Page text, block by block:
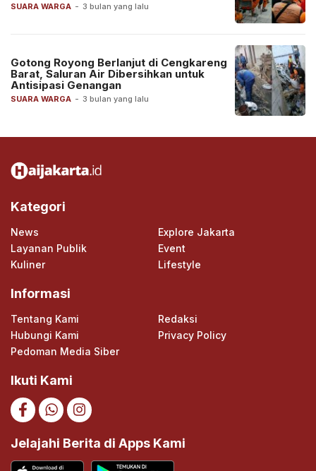
SUARA WARGA - 3 bulan yang lalu
SUARA WARGA - 3 bulan yang lalu
Gotong Royong Berlanjut di Cengkareng
Barat, Saluran Air Dibersihkan untuk
Antisipasi Genangan
Kategori
News
Explore Jakarta
Layanan Publik
Event
Kuliner
Lifestyle
Informasi
Tentang Kami
Redaksi
Hubungi Kami
Privacy Policy
Pedoman Media Siber
Ikuti Kami
Jelajahi Berita di Apps Kami